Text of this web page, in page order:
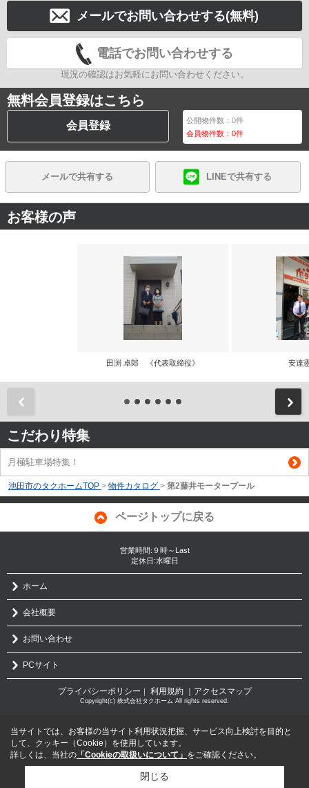
メールでお問い合わせする(無料)
電話でお問い合わせする
現況の確認はお気軽にお問い合わせください。
無料会員登録はこちら
会員登録 公開物件数：0件
会員物件数：0件
メールで共有する LINEで共有する
お客様の声
田渕 卓郎 《代表取締役》 安達
こだわり特集
月極駐車場特集！
池田市のタクホームTOP > 物件カタログ > 第2藤井モータープール
ページトップに戻る
営業時間:９時～Last
定休日:水曜日
ホーム
会社概要
お問い合わせ
PCサイト
プライバシーポリシー 利用規約 ｜アクセスマップ
Copyright(c) 株式会社タクホーム All rights reserved.
当サイトでは、お客様の当サイト利用状況把握、サービス向上検討を目的と
して、クッキー（Cookie）を使用しています。
詳しくは、当社の 「Cookieの取扱いについて」 をご確認ください。
閉じる